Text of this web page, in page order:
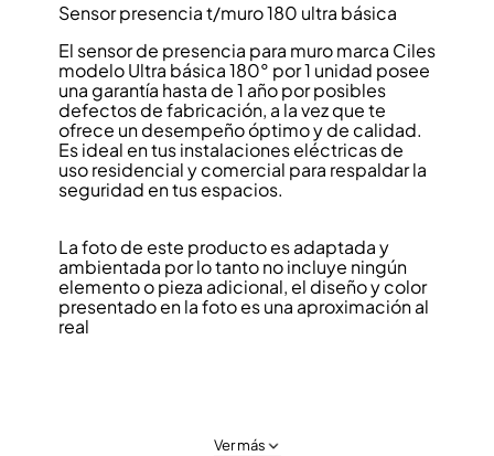
Sensor presencia t/muro 180 ultra básica
El sensor de presencia para muro marca Ciles
modelo Ultra básica 180° por 1 unidad posee
una garantía hasta de 1 año por posibles
defectos de fabricación, a la vez que te
ofrece un desempeño óptimo y de calidad.
Es ideal en tus instalaciones eléctricas de
uso residencial y comercial para respaldar la
seguridad en tus espacios.
La foto de este producto es adaptada y
ambientada por lo tanto no incluye ningún
elemento o pieza adicional, el diseño y color
presentado en la foto es una aproximación al
real
Ver más